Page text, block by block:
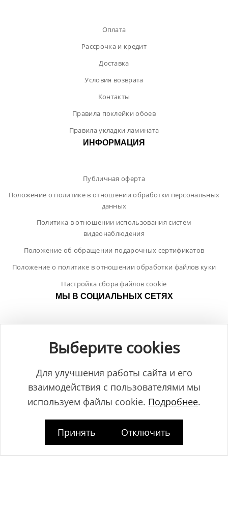
Оплата
Рассрочка и кредит
Доставка
Условия возврата
Контакты
Правила поклейки обоев
Правила укладки ламината
ИНФОРМАЦИЯ
Публичная оферта
Положение о политике в отношении обработки персональных
данных
Политика в отношении использования систем
видеонаблюдения
Положение об обращении подарочных сертификатов
Положение о политике в отношении обработки файлов куки
Настройка сбора файлов cookie
МЫ В СОЦИАЛЬНЫХ СЕТЯХ
выданное Главным управлением юстиции Гродненского
Выберите cookies
Для улучшения работы сайта и его
взаимодействия с пользователями мы
используем файлы cookie. Подробнее.
Принять Отключить